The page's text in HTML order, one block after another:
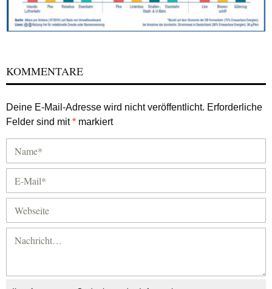
KOMMENTARE
Deine E-Mail-Adresse wird nicht veröffentlicht. Erforderliche
Felder sind mit* markiert